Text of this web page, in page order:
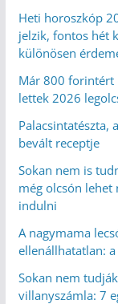
Heti horoszkóp
jelzik, fontos hét
különösen
Már 800 forintért
lettek 2026
Palacsintatészta,
bevált receptje
Sokan nem is
még olcsón
indulni
A nagymama
ellenállhatatlan:
Sokan nem
villanyszámla: 7